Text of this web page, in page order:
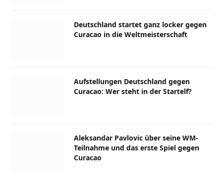
Deutschland startet ganz locker gegen
Curacao in die Weltmeisterschaft
Aufstellungen Deutschland gegen
Curacao: Wer steht in der Startelf?
Aleksandar Pavlovic über seine WM-
Teilnahme und das erste Spiel gegen
Curacao